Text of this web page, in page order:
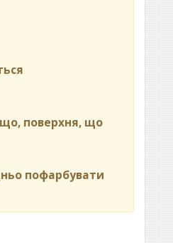
поверхня, що
пофарбувати